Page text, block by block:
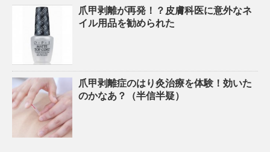
爪甲剥離が再発！？皮膚科医に意外なネ
イル用品を勧められた
爪甲剥離症のはり灸治療を体験！効いた
のかなあ？（半信半疑）